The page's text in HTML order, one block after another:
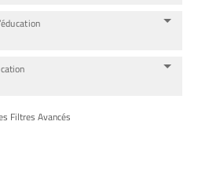
Filtres Avancés